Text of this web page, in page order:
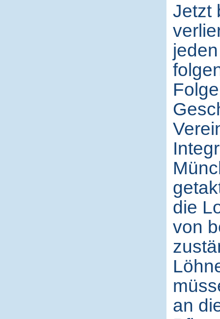
Jetzt
die
von
an